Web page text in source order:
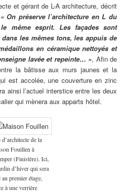
et gérant de L-A architecture, décrit
« On préserve l’architecture en L du
même esprit. Les façades sont
les mêmes tons, les appuis de
en céramique nettoyés et
lavée et repeinte… », Afin de
la bâtisse aux murs jaunes et la
est accolée, une couverture en zinc
ainsi l’actuel interstice entre les deux
qui mènera aux apparts hôtel.
d’architecte de la
Fouillen à
(Finistère). Ici,
d’hiver qui sera
au premier étage,
à une verrière